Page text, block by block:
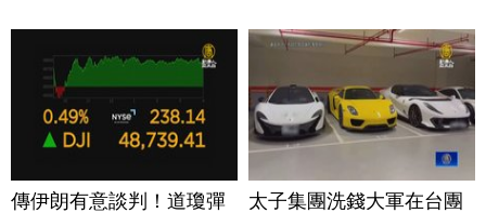
傳伊朗有意談判！道瓊彈
太子集團洗錢大軍在台團